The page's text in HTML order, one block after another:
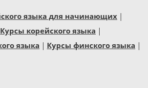
языка для начинающих
Курсы корейского языка
языка
Курсы финского языка